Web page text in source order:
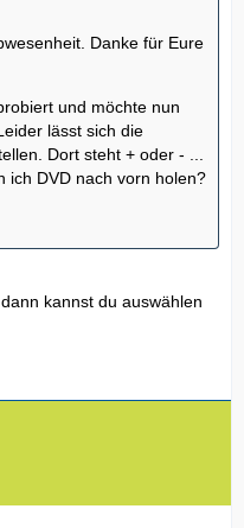
Danke für Eure
und möchte nun
lässt sich die
Dort steht + oder - ...
ich DVD nach vorn holen?
kannst du auswählen